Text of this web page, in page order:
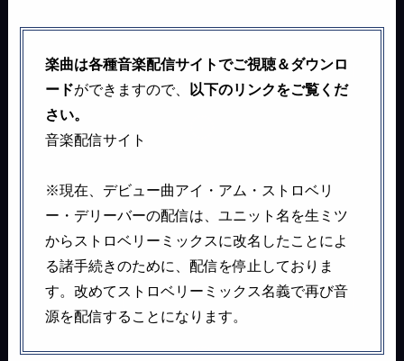
楽曲は各種音楽配信サイトでご視聴＆ダウンロ
ードができますので、
以下のリンクをご覧くだ
さい。
音楽配信サイト
※現在、デビュー曲アイ・アム・ストロベリ
ー・デリーバーの配信は、ユニット名を生ミツ
からストロベリーミックスに改名したことによ
る諸手続きのために、配信を停止しておりま
す。改めてストロベリーミックス名義で再び音
源を配信することになります。